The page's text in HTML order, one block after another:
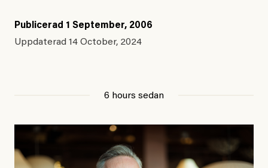
Publicerad 1 September, 2006
Uppdaterad 14 October, 2024
6 hours sedan